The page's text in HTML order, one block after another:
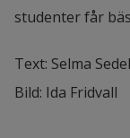
studenter får
Text: Selma
Bild: Ida Fridvall